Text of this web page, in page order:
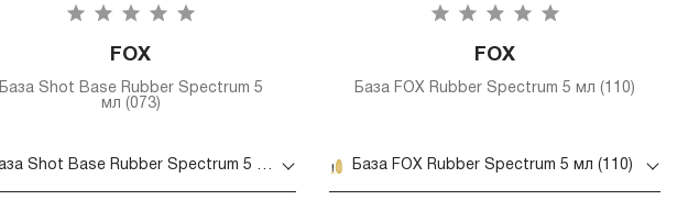
FOX
База Shot Base Rubber Spectrum 5
мл (073)
База Shot Base Rubber Spectrum 5 мл (073)
FOX
База FOX Rubber Spectrum 5 мл (110)
База FOX Rubber Spectrum 5 мл (110)